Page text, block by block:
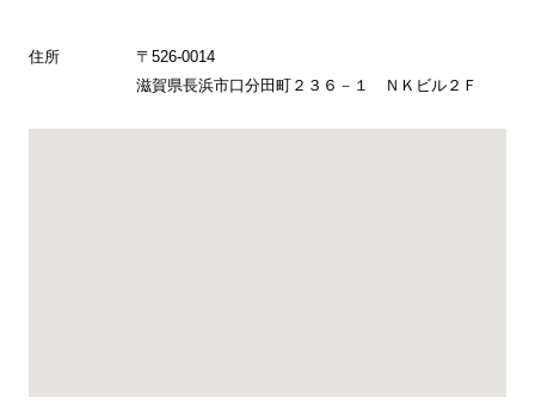
住所
〒526-0014
滋賀県長浜市口分田町２３６－１ ＮＫビル２Ｆ